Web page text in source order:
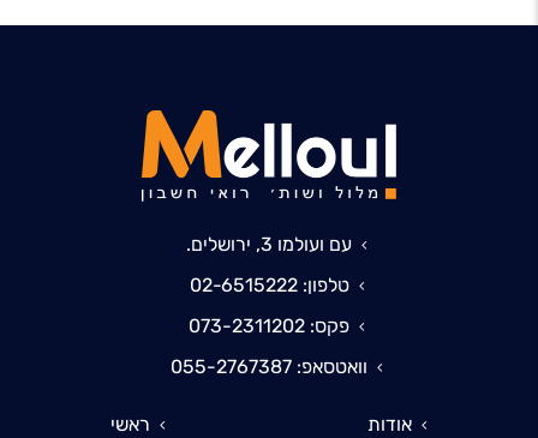
עם ועולמו 3, ירושלים.
טלפון: 02-6515222
פקס: 073-2311202
וואטסאפ: 055-2767387
ראשי
אודות